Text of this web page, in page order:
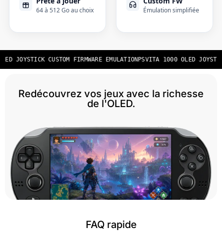
64 à 512 Go au choix Émulation simplifiée
JOYSTICK CUSTOM FIRMWARE EMULATIONPSVITA 1000 OLED
Redécouvrez vos jeux avec la richesse
de l'OLED.
FAQ rapide